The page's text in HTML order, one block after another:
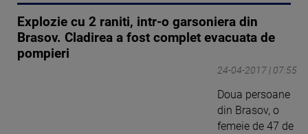
Explozie cu 2 raniti, intr-o garsoniera din
Brasov. Cladirea a fost complet evacuata de
pompieri
24-04-2017 | 07:55
Doua persoane
din Brasov, o
femeie de 47 de